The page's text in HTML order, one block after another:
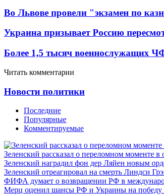
Во Львове провели "экзамен по
Украина призывает Россию
Более 1,5 тысяч военнослужащих
Читать комментарии
Новости политики
Последние
Популярные
Комментируемые
Зеленский рассказал о переломном моменте
Зеленский наградил фон дер Ляйен новым
Зеленский отреагировал на смерть Линдси
ФИФА думает о возвращении РФ в
Мерц оценил шансы РФ и Украины на победу